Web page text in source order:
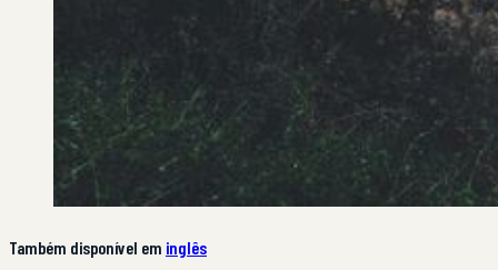
Também disponível em inglês